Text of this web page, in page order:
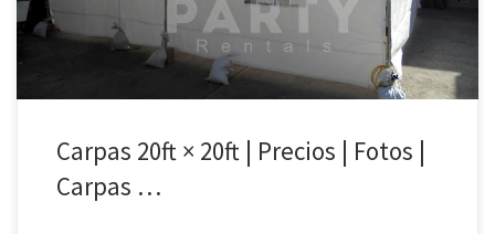
Carpas 20ft × 20ft | Precios | Fotos |
Carpas …